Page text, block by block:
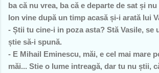
ba că nu vrea, ba că e departe de sat și nu
Ion vine după un timp acasă și-i arată lui
- Știi tu cine-i in poza asta? Stă Vasile, se
știe să-i spună.
- E Mihail Eminescu, măi, e cel mai mare
măi... Stie o lume intreagă, dar tu nu știi,